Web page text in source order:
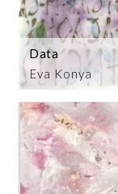
Eva Konya
Data